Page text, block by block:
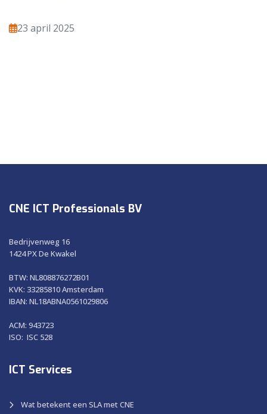
23 april 2025
CNE ICT Professionals BV
Bedrijvenweg 16
1424 PX De Kwakel
BTW: NL808876272B01
KVK: 33285810 Amsterdam
IBAN: NL18ABNA0561029806
ACM: 943723
ISO: ISC 528
ICT Services
Wat betekent een SLA met CNE